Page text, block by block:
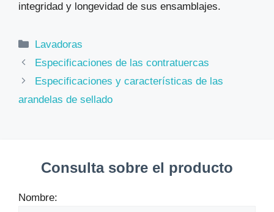
integridad y longevidad de sus ensamblajes.
Categorías
Lavadoras
Especificaciones de las contratuercas
Especificaciones y características de las
arandelas de sellado
Consulta sobre el producto
Nombre: